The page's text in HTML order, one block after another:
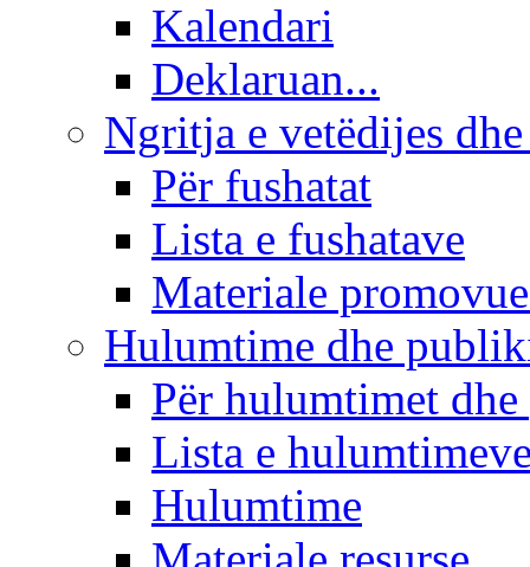
Kalendari
Deklaruan...
Ngritja e vetëdijes
Për fushatat
Lista e fushatave
Materiale
Hulumtime dhe
Për hulumtimet
Lista e
Hulumtime